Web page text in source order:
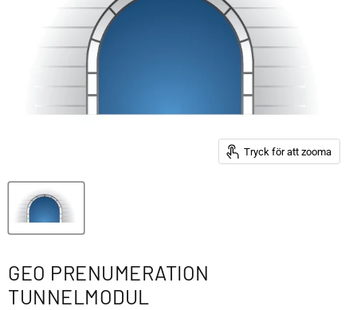
Tryck för att zooma
GEO PRENUMERATION
TUNNELMODUL